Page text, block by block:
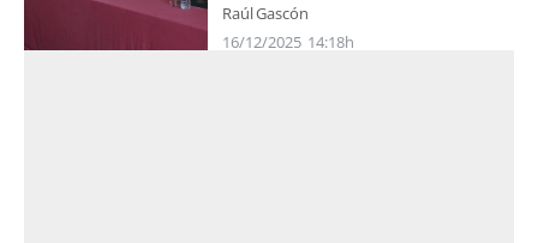
Raúl Gascón
16/12/2025 14:18h